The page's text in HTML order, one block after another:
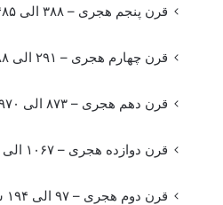
قرن پنجم هجری – ۳۸۸ الی ۴۸۵ شمسی
قرن چهارم هجری – ۲۹۱ الی ۳۸۸ شمسی
قرن دهم هجری – ۸۷۳ الی ۹۷۰ شمسی
قرن دوازده هجری – ۱۰۶۷ الی ۱۱۶۴ شمسی
قرن دوم هجری – ۹۷ الی ۱۹۴ شمسی